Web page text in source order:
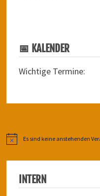
📅 KALENDER
Wichtige Termine:
HinweisEs sind keine anstehenden
INTERN